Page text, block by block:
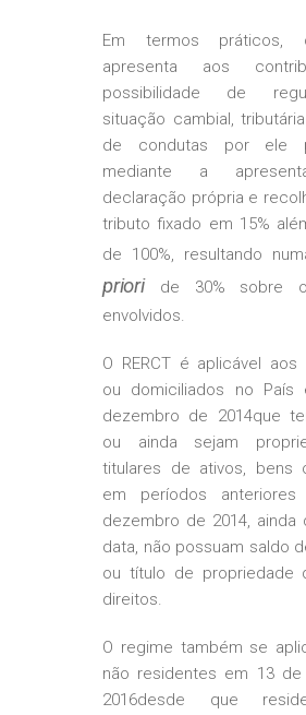
Em termos práticos,
apresenta aos
possibilidade de
situação cambial,
de condutas por ele
mediante a
declaração própria e
tributo fixado em 15%
de 100%, resultando
prioride 30% sobre
envolvidos.
O RERCT é aplicável aos
ou domiciliados no País
dezembro de 2014que
ou ainda sejam
titulares de ativos, bens
em períodos
dezembro de 2014, ainda
data, não possuam saldo
ou título de propriedade
direitos.
O regime também se
não residentes em 13 de
2016desde que